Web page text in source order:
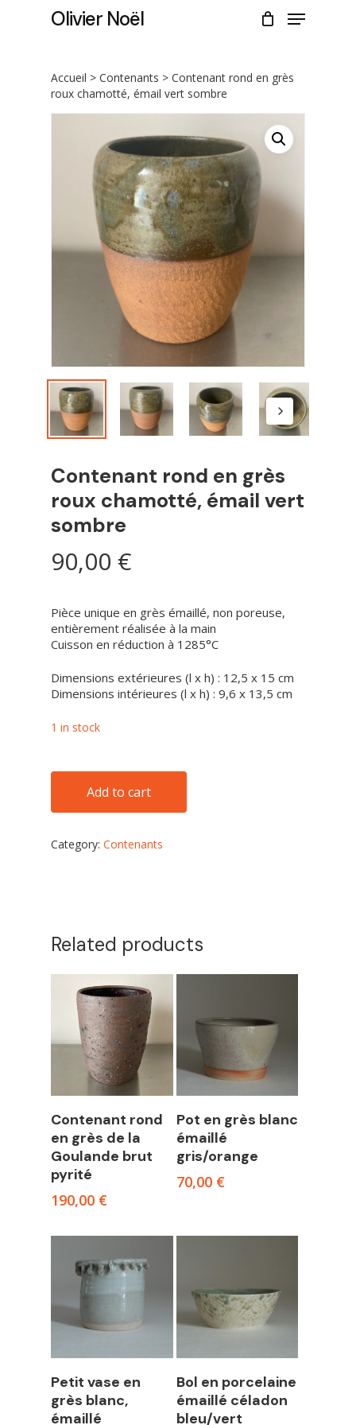
Olivier Noël Menu
Accueil > Contenants > Contenant rond en grès
roux chamotté, émail vert sombre
Contenant rond en grès
roux chamotté, émail vert
sombre
90,00 €
Pièce unique en grès émaillé, non poreuse,
entièrement réalisée à la main
Cuisson en réduction à 1285°C
Dimensions extérieures (l x h) : 12,5 x 15 cm
Dimensions intérieures (l x h) : 9,6 x 13,5 cm
1 in stock
Add to cart
Category: Contenants
Related products
Contenant rond
en grès de la
Goulande brut
pyrité
190,00 €
Add to cart
Pot en grès blanc
émaillé
gris/orange
70,00 €
Petit vase en
grès blanc,
émaillé
Read more
Bol en porcelaine
émaillé céladon
bleu/vert